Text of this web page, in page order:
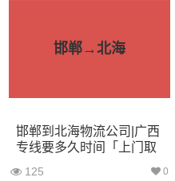
其他货主物流经验分享
一家不靠谱的物流公司，可
1、包裹丢失或损坏：不靠
邯郸→北海
邯郸到北海物流公司|广西
专线要多久时间「上门取
125 0